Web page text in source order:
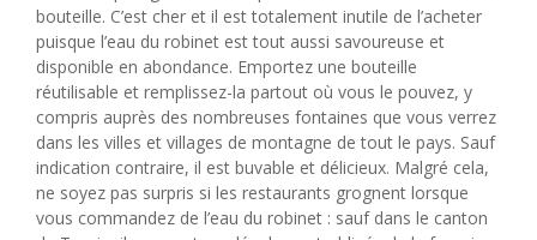
bouteille. C’est cher et il est totalement inutile de l’acheter
puisque l’eau du robinet est tout aussi savoureuse et
disponible en abondance. Emportez une bouteille
réutilisable et remplissez-la partout où vous le pouvez, y
compris auprès des nombreuses fontaines que vous verrez
dans les villes et villages de montagne de tout le pays. Sauf
indication contraire, il est buvable et délicieux. Malgré cela,
ne soyez pas surpris si les restaurants grognent lorsque
vous commandez de l’eau du robinet : sauf dans le canton